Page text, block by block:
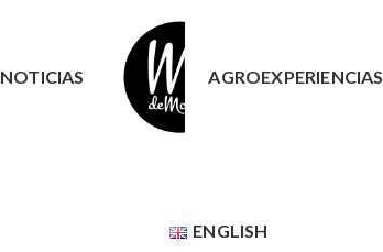
NOTICIAS AGROEXPERIENCIAS
ENGLISH